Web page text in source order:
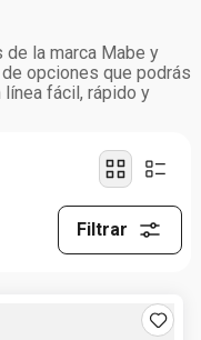
la marca Mabe y
opciones que podrás
fácil, rápido y
Filtrar